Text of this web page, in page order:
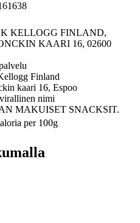
KELLOGG FINLAND,
KAARI 16, 02600
Finland
kaari 16, Espoo
nimi
MAKUISET SNACKSIT.
per 100g